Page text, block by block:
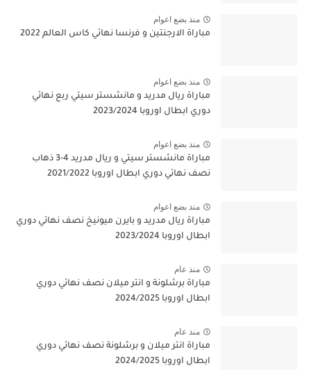
منذ بضع اعوام
مباراة الارجنتين و فرنسا نهائي كاس العالم 2022
منذ بضع اعوام
مباراة ريال مدريد و مانشستر سيتي ربع نهائي
دوري ابطال اوروبا 2023/2024
منذ بضع اعوام
مباراة مانشستر سيتي و ريال مدريد 4-3 ذهاب
نصف نهائي دوري ابطال اوروبا 2021/2022
منذ بضع اعوام
مباراة ريال مدريد و بايرن ميونيخ نصف نهائي دوري
ابطال اوروبا 2023/2024
منذ عام
مباراة برشلونة و انتر ميلان نصف نهائي دوري
ابطال اوروبا 2024/2025
منذ عام
مباراة انتر ميلان و برشلونة نصف نهائي دوري
ابطال اوروبا 2024/2025